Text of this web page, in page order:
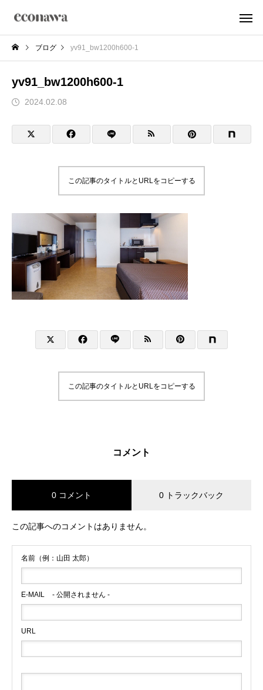
ブログ yv91_bw1200h600-1
yv91_bw1200h600-1
2024.02.08
この記事のタイトルとURLをコピーする
この記事のタイトルとURLをコピーする
コメント
0 コメント 0 トラックバック
この記事へのコメントはありません。
名前（例：山田 太郎）
E-MAIL - 公開されません -
URL